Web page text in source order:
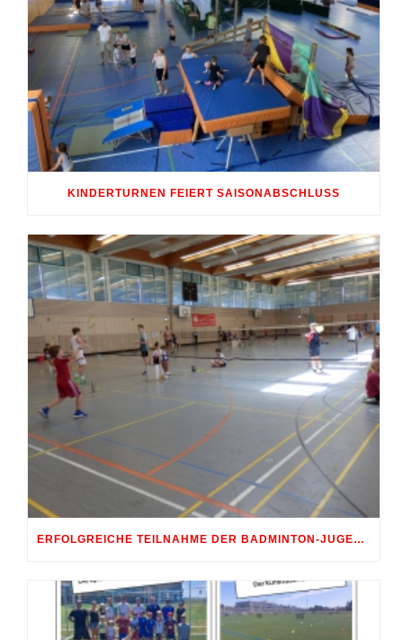
KINDERTURNEN FEIERT SAISONABSCHLUSS
ERFOLGREICHE TEILNAHME DER BADMINTON-JUGEND AM 10. SHUTTLE-CUP 2026 IN ERDWEG